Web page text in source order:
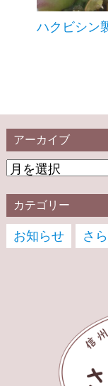
ハクビシン
アーカイブ
カテゴリー
お知らせ さ